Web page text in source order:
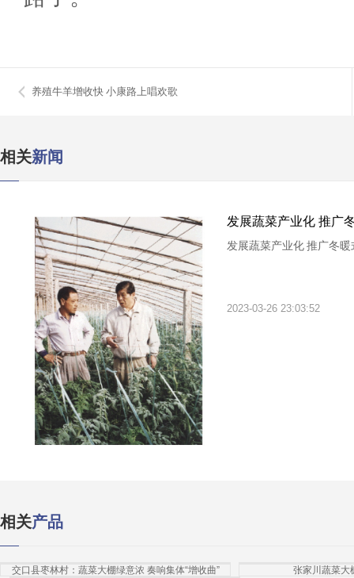
养殖牛羊增收快 小康路上唱欢歌
相关新闻
发展蔬菜产业化 推广
发展蔬菜产业化 推广冬
2023-03-26 23:03:52
相关产品
交口县枣林村：蔬菜大棚绿意浓 奏响集体“增收曲”
张家川蔬菜大